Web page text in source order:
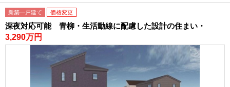
新築一戸建て 価格変更
深夜対応可能 青柳・生活動線に配慮した設計の住まい・
3,290万円